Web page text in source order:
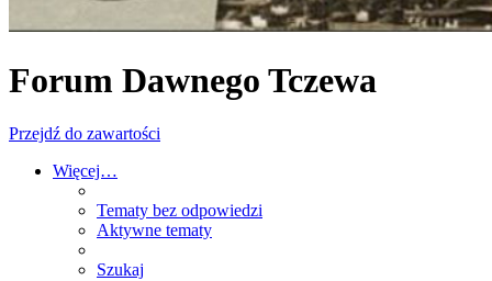
Forum Dawnego Tczewa
Przejdź do zawartości
Więcej…
Tematy bez odpowiedzi
Aktywne tematy
Szukaj